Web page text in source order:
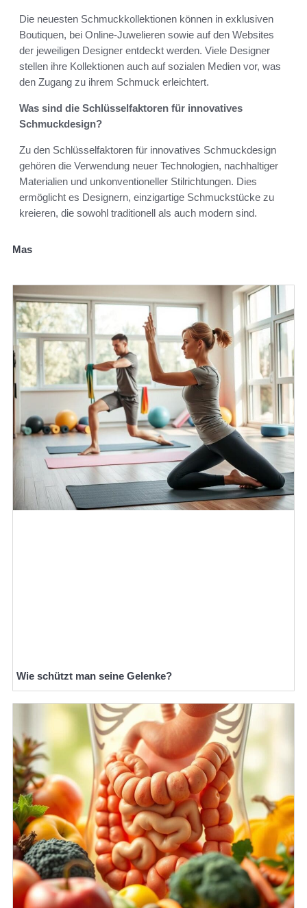
Die neuesten Schmuckkollektionen können in exklusiven
Boutiquen, bei Online-Juwelieren sowie auf den Websites
der jeweiligen Designer entdeckt werden. Viele Designer
stellen ihre Kollektionen auch auf sozialen Medien vor, was
den Zugang zu ihrem Schmuck erleichtert.
Was sind die Schlüsselfaktoren für innovatives
Schmuckdesign?
Zu den Schlüsselfaktoren für innovatives Schmuckdesign
gehören die Verwendung neuer Technologien, nachhaltiger
Materialien und unkonventioneller Stilrichtungen. Dies
ermöglicht es Designern, einzigartige Schmuckstücke zu
kreieren, die sowohl traditionell als auch modern sind.
Mas
Wie schützt man seine Gelenke?